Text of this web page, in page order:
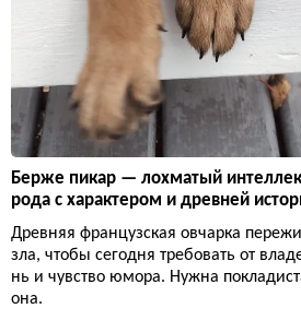
Берже пикар — лохматый
рода с характером и древней
Древняя французская овчарка
зла, чтобы сегодня требовать от
нь и чувство юмора. Нужна
она.